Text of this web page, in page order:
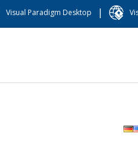
Visual Paradigm Desktop |